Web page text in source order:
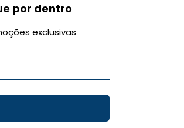
por dentro
exclusivas